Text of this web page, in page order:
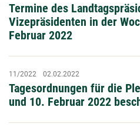
Termine des
Vizepräsidenten in der
Februar 2022
Tagesordnungen für die
und 10. Februar 2022
11/2022 02.02.2022